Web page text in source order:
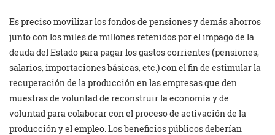
Es preciso movilizar los fondos de pensiones y demás ahorros
junto con los miles de millones retenidos por el impago de la
deuda del Estado para pagar los gastos corrientes (pensiones,
salarios, importaciones básicas, etc.) con el fin de estimular la
recuperación de la producción en las empresas que den
muestras de voluntad de reconstruir la economía y de
voluntad para colaborar con el proceso de activación de la
producción y el empleo. Los beneficios públicos deberían